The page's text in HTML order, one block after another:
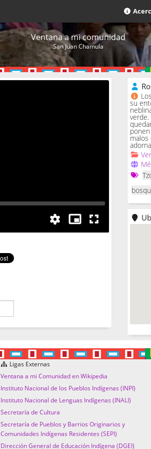
Ventana a mi comunidad
San Juan Chamula
su
malos
Ligas Externas
Ventana a mi Comunidad en Wikipedia
Instituto Nacional de los Pueblos Indígenas (INPI)
Instituto Nacional de Lenguas Indígenas (INALI)
Secretaría de Cultura
Secretaría de Pueblos y Barrios Originarios y
Comunidades Indígenas Residentes (SEPI)
Dirección General de Educación Indígena (DGEI)